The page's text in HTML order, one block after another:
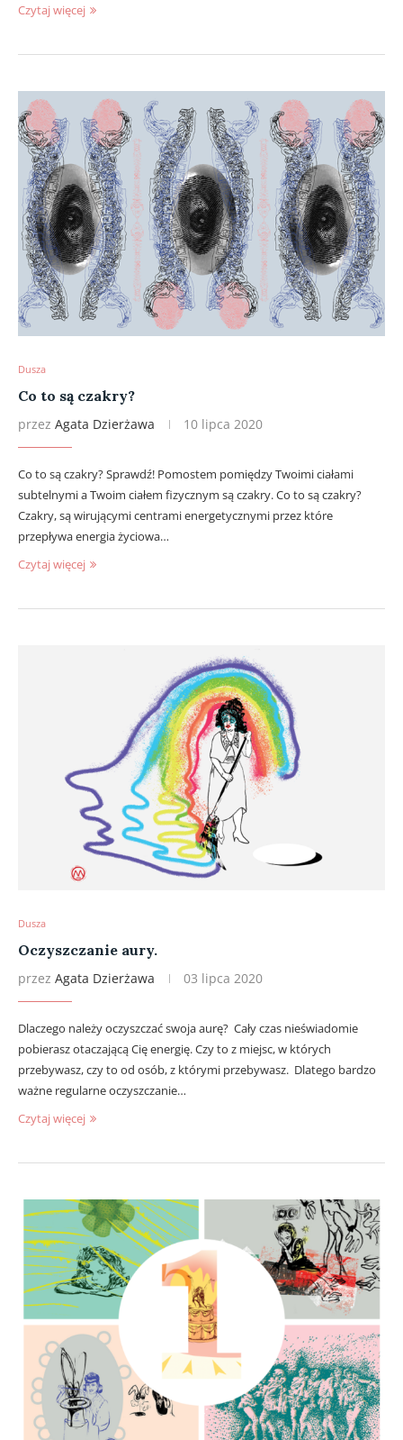
Czytaj więcej
Dusza
Co to są czakry?
przez Agata Dzierżawa 10 lipca 2020
Co to są czakry? Sprawdź! Pomostem pomiędzy Twoimi ciałami
subtelnymi a Twoim ciałem fizycznym są czakry. Co to są czakry?
Czakry, są wirującymi centrami energetycznymi przez które
przepływa energia życiowa…
Czytaj więcej
Dusza
Oczyszczanie aury.
przez Agata Dzierżawa 03 lipca 2020
Dlaczego należy oczyszczać swoja aurę? Cały czas nieświadomie
pobierasz otaczającą Cię energię. Czy to z miejsc, w których
przebywasz, czy to od osób, z którymi przebywasz. Dlatego bardzo
ważne regularne oczyszczanie…
Czytaj więcej